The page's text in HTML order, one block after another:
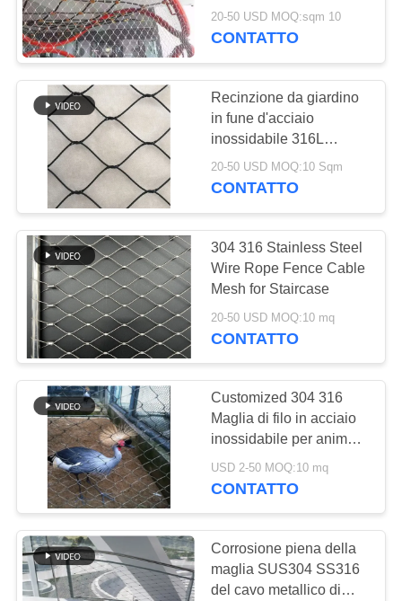
CONTROLLO
DI
QUALITÀ
CONTATTICI
NOTIZIE
RICHIEDA
UNA
CITAZIONE
MAPPA
DEL
SITO
POLITICA
SULLA
PRIVACY
corrosione 1m x 30m
20-50 USD MOQ:sqm 10
CONTATTO
Recinzione da giardino
in fune d'acciaio
inossidabile 316L
ossidata nera
20-50 USD MOQ:10 Sqm
CONTATTO
304 316 Stainless Steel
Wire Rope Fence Cable
Mesh for Staircase
20-50 USD MOQ:10 mq
CONTATTO
Customized 304 316
Maglia di filo in acciaio
inossidabile per animali
zoologici
USD 2-50 MOQ:10 mq
CONTATTO
Corrosione piena della
maglia SUS304 SS316
del cavo metallico di